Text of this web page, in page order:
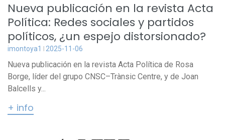
Nueva publicación en la revista Acta
Política: Redes sociales y partidos
políticos, ¿un espejo distorsionado?
imontoya1 2025-11-06
Nueva publicación en la revista Acta Política de Rosa
Borge, líder del grupo CNSC–Trànsic Centre, y de Joan
Balcells y...
+ info